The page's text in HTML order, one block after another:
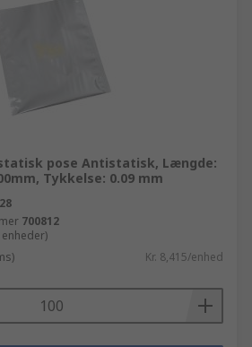
pose Antistatisk, Længde:
Tykkelse: 0.09 mm
700812
Kr. 8,415/enhed